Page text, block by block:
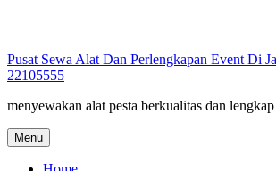
Pusat Sewa Alat Dan Perlengkapan Event Di
22105555
menyewakan alat pesta berkualitas dan lengkap
Menu